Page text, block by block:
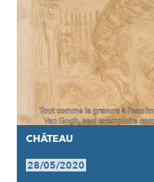
CHÂTEAU
28/05/2020